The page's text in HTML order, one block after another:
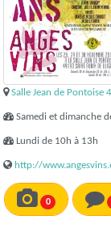
Salle Jean de Pontoise
Samedi et dimanche
Lundi de 10h à 13h
http://
0